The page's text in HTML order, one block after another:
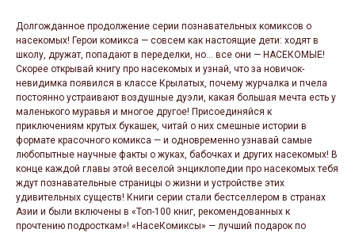
Долгожданное продолжение серии познавательных комиксов о
насекомых! Герои комикса — совсем как настоящие дети: ходят в
школу, дружат, попадают в переделки, но… все они — НАСЕКОМЫЕ!
Скорее открывай книгу про насекомых и узнай, что за новичок-
невидимка появился в классе Крылатых, почему журчалка и пчела
постоянно устраивают воздушные дуэли, какая большая мечта есть у
маленького муравья и многое другое! Присоединяйся к
приключениям крутых букашек, читай о них смешные истории в
формате красочного комикса — и одновременно узнавай самые
любопытные научные факты о жуках, бабочках и других насекомых! В
конце каждой главы этой веселой энциклопедии про насекомых тебя
ждут познавательные страницы о жизни и устройстве этих
удивительных существ! Книги серии стали бестселлером в странах
Азии и были включены в «Топ-100 книг, рекомендованных к
прочтению подросткам»! «НасеКомиксы» — лучший подарок по